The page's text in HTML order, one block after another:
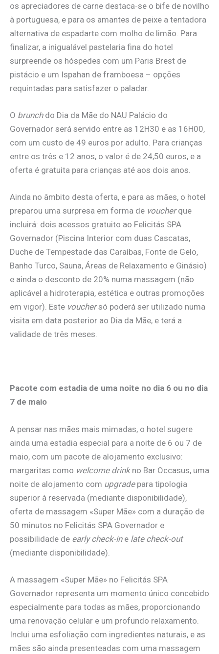
os apreciadores de carne destaca-se o bife de novilho
à portuguesa, e para os amantes de peixe a tentadora
alternativa de espadarte com molho de limão. Para
finalizar, a inigualável pastelaria fina do hotel
surpreende os hóspedes com um Paris Brest de
pistácio e um Ispahan de framboesa – opções
requintadas para satisfazer o paladar.
O brunchdo Dia da Mãe do NAU Palácio do
Governador será servido entre as 12H30 e as 16H00,
com um custo de 49 euros por adulto. Para crianças
entre os três e 12 anos, o valor é de 24,50 euros, e a
oferta é gratuita para crianças até aos dois anos.
Ainda no âmbito desta oferta, e para as mães, o hotel
preparou uma surpresa em forma de voucherque
incluirá: dois acessos gratuito ao Felicitás SPA
Governador (Piscina Interior com duas Cascatas,
Duche de Tempestade das Caraíbas, Fonte de Gelo,
Banho Turco, Sauna, Áreas de Relaxamento e Ginásio)
e ainda o desconto de 20% numa massagem (não
aplicável a hidroterapia, estética e outras promoções
em vigor). Este vouchersó poderá ser utilizado numa
visita em data posterior ao Dia da Mãe, e terá a
validade de três meses.
Pacote com estadia de uma noite no dia 6 ou no dia
7 de maio
A pensar nas mães mais mimadas, o hotel sugere
ainda uma estadia especial para a noite de 6 ou 7 de
maio, com um pacote de alojamento exclusivo:
margaritas como welcome drinkno Bar Occasus, uma
noite de alojamento com upgradepara tipologia
superior à reservada (mediante disponibilidade),
oferta de massagem «Super Mãe» com a duração de
50 minutos no Felicitás SPA Governador e
possibilidade de early check-ine late check-out
(mediante disponibilidade).
A massagem «Super Mãe» no Felicitás SPA
Governador representa um momento único concebido
especialmente para todas as mães, proporcionando
uma renovação celular e um profundo relaxamento.
Inclui uma esfoliação com ingredientes naturais, e as
mães são ainda presenteadas com uma massagem